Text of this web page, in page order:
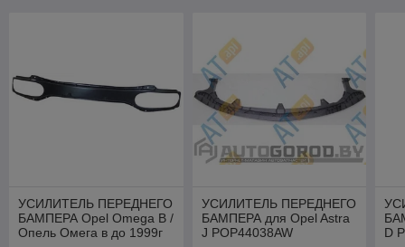
УСИЛИТЕЛЬ ПЕРЕДНЕГО
БАМПЕРА Opel Omega B /
Опель Омега в до 1999г
УСИЛИТЕЛЬ ПЕРЕДНЕГО
БАМПЕРА для Opel Astra
J POP44038AW
D